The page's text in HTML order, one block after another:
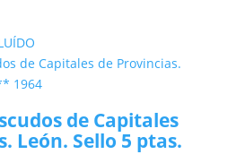
de Capitales
León. Sello 5 ptas.